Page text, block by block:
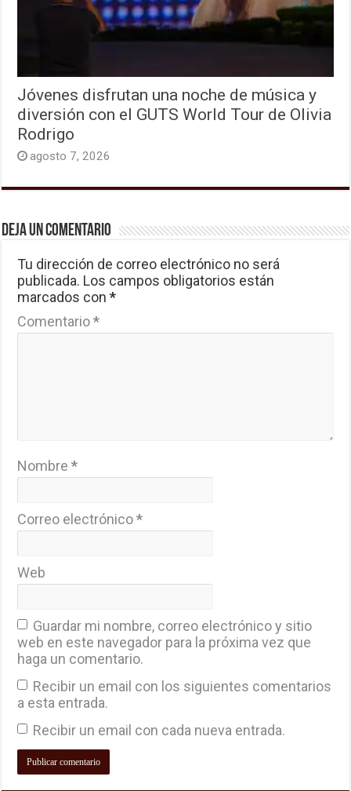
Jóvenes disfrutan una noche de música y
diversión con el GUTS World Tour de Olivia
Rodrigo
agosto 7, 2026
Deja un comentario
Tu dirección de correo electrónico no será
publicada. Los campos obligatorios están
marcados con*
Comentario*
Nombre*
Correo electrónico*
Web
Guardar mi nombre, correo electrónico y sitio
web en este navegador para la próxima vez que
haga un comentario.
Recibir un email con los siguientes comentarios
a esta entrada.
Recibir un email con cada nueva entrada.